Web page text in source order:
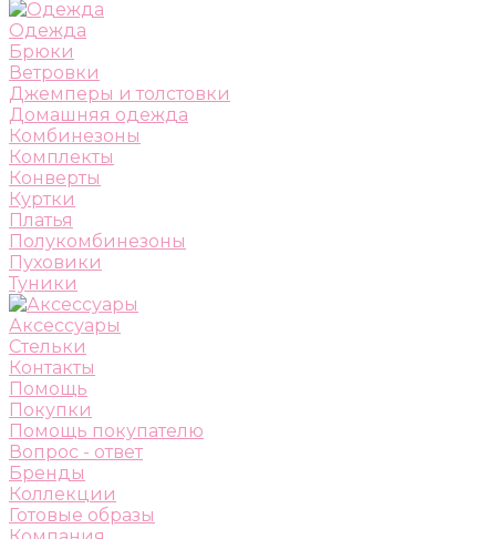
Одежда
Брюки
Ветровки
Джемперы и толстовки
Домашняя одежда
Комбинезоны
Комплекты
Конверты
Куртки
Платья
Полукомбинезоны
Пуховики
Туники
Аксессуары
Стельки
Контакты
Помощь
Покупки
Помощь покупателю
Вопрос - ответ
Бренды
Коллекции
Готовые образы